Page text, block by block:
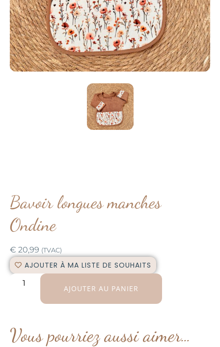
Bavoir longues manches
Ondine
€ 20,99 (TVAC)
AJOUTER À MA LISTE DE SOUHAITS
AJOUTER AU PANIER
Vous pourriez aussi aimer…